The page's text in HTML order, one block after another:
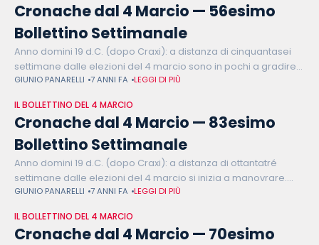
Cronache dal 4 Marcio — 56esimo
Bollettino Settimanale
Anno domini 19 d.C. (dopo Craxi): a distanza di cinquantasei
settimane dalle elezioni del 4 marcio sono in pochi a gradire
la sorpresa nel proprio uovo di Pasqua. Non gradisce
GIUNIO PANARELLI 7 ANNI FA LEGGI DI PIÙ
IL BOLLETTINO DEL 4 MARCIO
Cronache dal 4 Marcio — 83esimo
Bollettino Settimanale
Anno domini 19 d.C. (dopo Craxi): a distanza di ottantatré
settimane dalle elezioni del 4 marcio si inizia a manovrare.
Inizia a manovrare Roberto Gualtieri che ha confermato in
GIUNIO PANARELLI 7 ANNI FA LEGGI DI PIÙ
IL BOLLETTINO DEL 4 MARCIO
Cronache dal 4 Marcio — 70esimo